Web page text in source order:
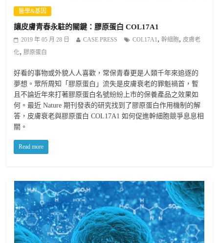
醫學&基因
讓皮膚青春永駐的關鍵：膠原蛋白 COL17A1
2019 年 05 月 28 日 CASE PRESS COL17A1,幹細胞, 皮膚老
化,膠原蛋白
好看的事物或外貌人人喜歡，常保青春更是人類千年來追逐的
夢想。眾所周知「膠原蛋白」流失是皮膚衰老的罪魁禍首，暫
且不論近年來打著膠原蛋白名號紛紛上市的保養產品之效果如
何。最近 Nature 期刊發表的研究找到了膠原蛋白作用機制的解
答，皮膚衰老與膠原蛋白 COL17A1 如何促進幹細胞競爭息息相
關。
Read more